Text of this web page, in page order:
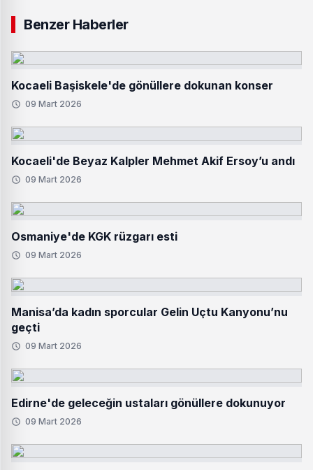
Benzer Haberler
Kocaeli Başiskele'de gönüllere dokunan konser
09 Mart 2026
Kocaeli'de Beyaz Kalpler Mehmet Akif Ersoy’u andı
09 Mart 2026
Osmaniye'de KGK rüzgarı esti
09 Mart 2026
Manisa’da kadın sporcular Gelin Uçtu Kanyonu’nu
geçti
09 Mart 2026
Edirne'de geleceğin ustaları gönüllere dokunuyor
09 Mart 2026